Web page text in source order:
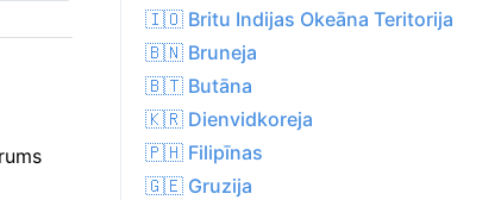
🇮🇴 Britu Indijas Okeāna Teritorija
🇧🇳 Bruneja
🇧🇹 Butāna
🇰🇷 Dienvidkoreja
🇵🇭 Filipīnas
🇬🇪 Gruzija